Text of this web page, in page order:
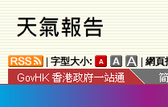
字型大小: 網頁